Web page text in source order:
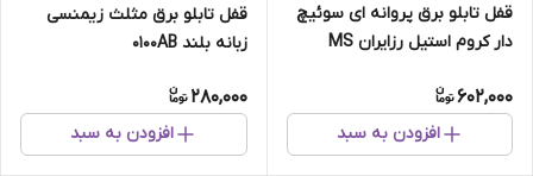
قفل تابلو برق پروانه ای سوئیچ
دار کروم استیل رزایران MS
602,000
افزودن به سبد
قفل تابلو برق مثلث زيمنسی
زبانه بلند ۰۱۰۰AB
280,000
افزودن به سبد